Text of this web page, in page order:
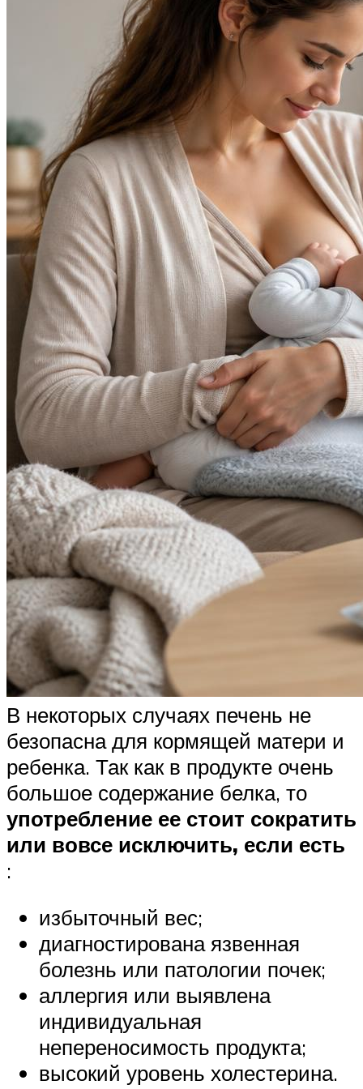
В некоторых случаях печень не
безопасна для кормящей матери и
ребенка. Так как в продукте очень
большое содержание белка, то
употребление ее стоит сократить
или вовсе исключить, если есть
:
избыточный вес;
диагностирована язвенная
болезнь или патологии почек;
аллергия или выявлена
индивидуальная
непереносимость продукта;
высокий уровень холестерина.